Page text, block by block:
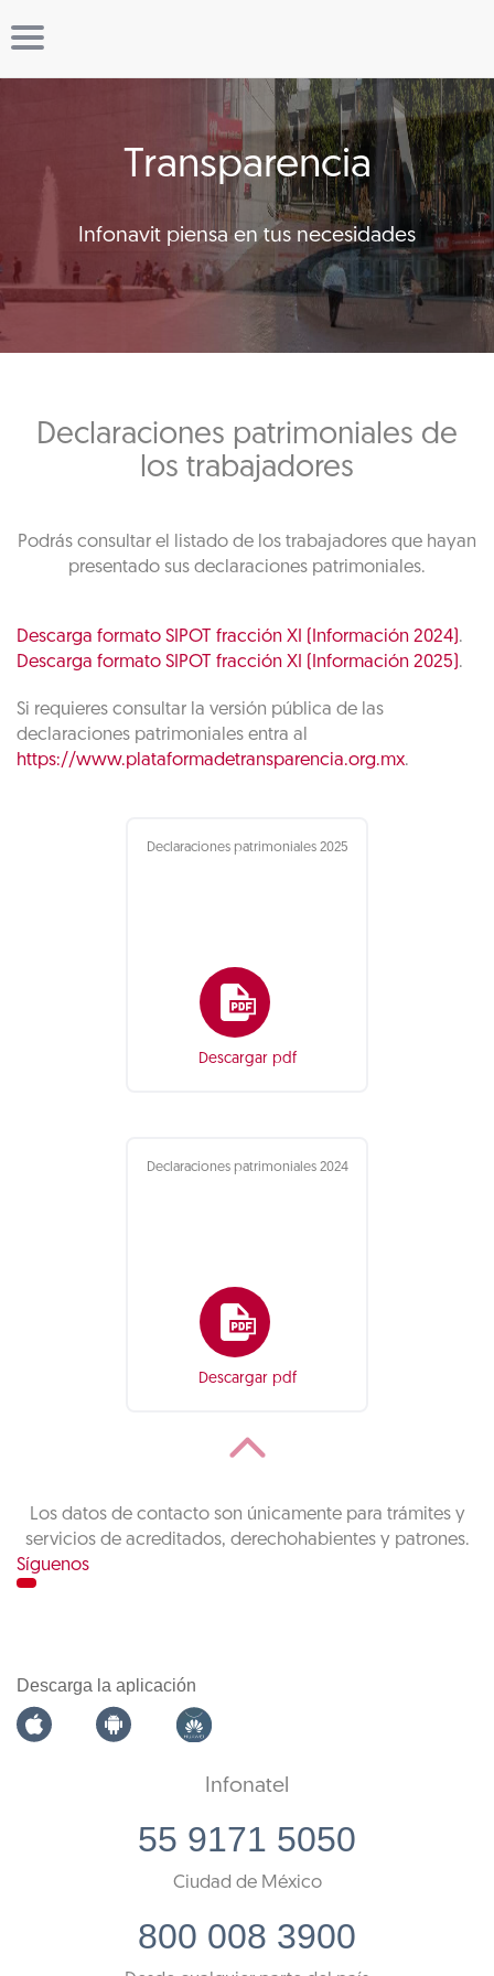
Transparencia
Infonavit piensa en tus necesidades
Declaraciones patrimoniales de
los trabajadores
Podrás consultar el listado de los trabajadores que hayan
presentado sus declaraciones patrimoniales.
Descarga formato SIPOT fracción XI (Información 2024) .
Descarga formato SIPOT fracción XI (Información 2025) .
Si requieres consultar la versión pública de las
declaraciones patrimoniales entra al
https://www.plataformadetransparencia.org.mx.
Declaraciones patrimoniales 2025
Descargar pdf
Declaraciones patrimoniales 2024
Descargar pdf
Los datos de contacto son únicamente para trámites y
servicios de acreditados, derechohabientes y patrones.
Síguenos
Descarga la aplicación
Infonatel
55 9171 5050
Ciudad de México
800 008 3900